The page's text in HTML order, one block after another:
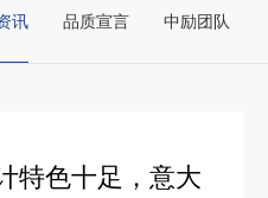
讯 品质宣言 中励团队
特色十足，意大